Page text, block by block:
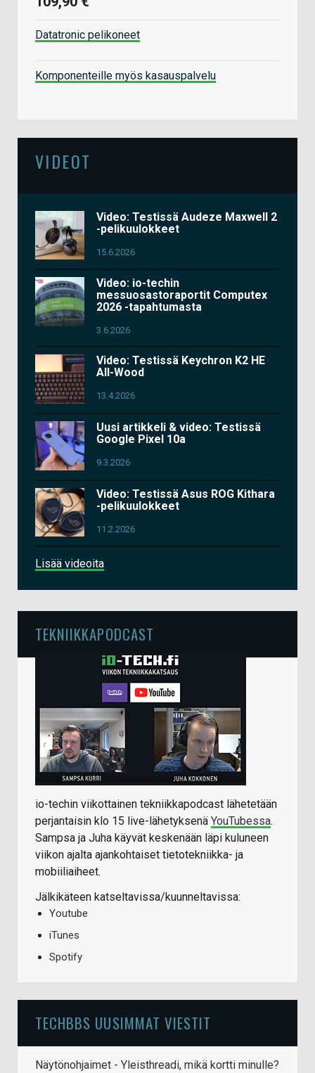
Datatronic pelikoneet
Komponenteille myös kasauspalvelu
VIDEOT
Video: Testissä Audeze Maxwell 2
-pelikuulokkeet
15.6.2026
Video: io-techin
messuosastoraportit Computex
2026 -tapahtumasta
3.6.2026
Video: Testissä Keychron K2 HE
All-Wood
13.4.2026
Uusi artikkeli & video: Testissä
Google Pixel 10a
9.3.2026
Video: Testissä Asus ROG Kithara
-pelikuulokkeet
11.2.2026
Lisää videoita
TEKNIIKKAPODCAST
io-techin viikottainen tekniikkapodcast lähetetään
perjantaisin klo 15 live-lähetyksenä YouTubessa.
Sampsa ja Juha käyvät keskenään läpi kuluneen
viikon ajalta ajankohtaiset tietotekniikka- ja
mobiiliaiheet.
Jälkikäteen katseltavissa/kuunneltavissa:
Youtube
iTunes
Spotify
TECHBBS UUSIMMAT VIESTIT
Näytönohjaimet - Yleisthreadi, mikä kortti minulle?